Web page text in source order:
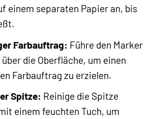
einem separaten Papier an, bis
Farbauftrag: Führe den Marker
die Oberfläche, um einen
Farbauftrag zu erzielen.
Spitze: Reinige die Spitze
einem feuchten Tuch, um